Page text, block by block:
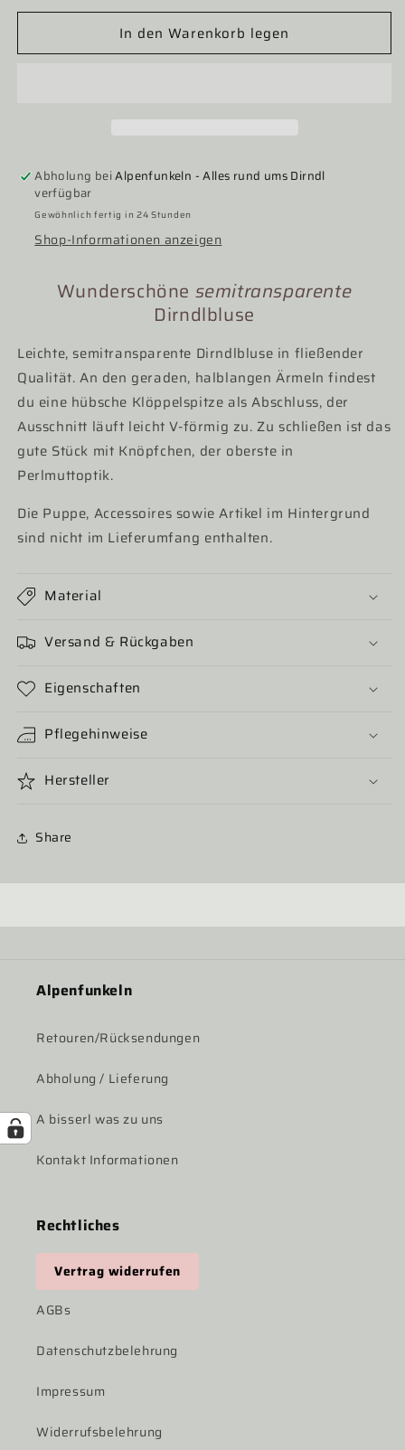
Menge
Dirndlbluse
Gr.
Menge
für
Dirndlbluse
Gr.
In den Warenkorb legen
Abholung beiAlpenfunkeln - Alles rund ums Dirndl
verfügbar
Gewöhnlich fertig in 24 Stunden
Shop-Informationen anzeigen
Wunderschöne semitransparente
Dirndlbluse
Leichte, semitransparente Dirndlbluse in fließender
Qualität. An den geraden, halblangen Ärmeln findest
du eine hübsche Klöppelspitze als Abschluss, der
Ausschnitt läuft leicht V-förmig zu. Zu schließen ist das
gute Stück mit Knöpfchen, der oberste in
Perlmuttoptik.
Die Puppe, Accessoires sowie Artikel im Hintergrund
sind nicht im Lieferumfang enthalten.
Material
Versand & Rückgaben
Eigenschaften
Pflegehinweise
Hersteller
Share
Alpenfunkeln
Retouren/Rücksendungen
Abholung / Lieferung
A bisserl was zu uns
Kontakt Informationen
Rechtliches
Vertrag widerrufen
AGBs
Datenschutzbelehrung
Impressum
Widerrufsbelehrung